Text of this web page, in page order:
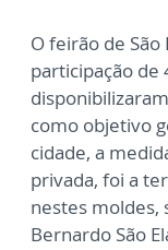
O feirão de
participação de
como objetivo
cidade, a
privada, foi a
nestes moldes,
Bernardo São